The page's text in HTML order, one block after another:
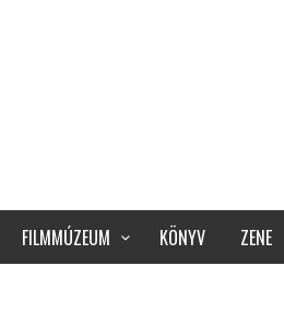
FILMMÚZEUM KÖNYV ZENE